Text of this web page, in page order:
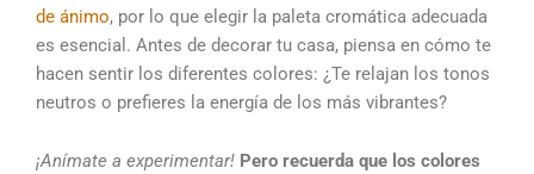
de ánimo, por lo que elegir la paleta cromática adecuada
es esencial. Antes de decorar tu casa, piensa en cómo te
hacen sentir los diferentes colores: ¿Te relajan los tonos
neutros o prefieres la energía de los más vibrantes?
¡Anímate a experimentar! Pero recuerda que los colores